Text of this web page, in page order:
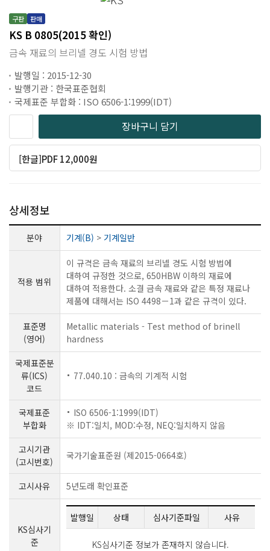
구판 판매
KS B 0805(2015 확인)
금속 재료의 브리넬 경도 시험 방법
발행일 : 2015-12-30
발행기관 : 한국표준협회
국제표준 부합화 : ISO 6506-1:1999(IDT)
장바구니 담기
[한글]PDF 12,000원
상세정보
분야 기계(B) > 기계일반
적용 범위
이 규격은 금속 재료의 브리넬 경도 시험 방법에
대하여 규정한 것으로, 650HBW 이하의 재료에
대하여 적용한다. 소결 금속 재료와 같은 특정 재료나
제품에 대해서는 ISO 4498－1과 같은 규격이 있다.
표준명
(영어)
Metallic materials - Test method of brinell
hardness
국제표준분
류(ICS)
코드
77.040.10 : 금속의 기계적 시험
국제표준
부합화
ISO 6506-1:1999(IDT)
※ IDT:일치, MOD:수정, NEQ:일치하지 않음
고시기관
(고시번호)
국가기술표준원 (제2015-0664호)
고시사유 5년도래 확인표준
KS심사기
준
발행일 상태 심사기준파일 사유
KS심사기준 정보가 존재하지 않습니다.